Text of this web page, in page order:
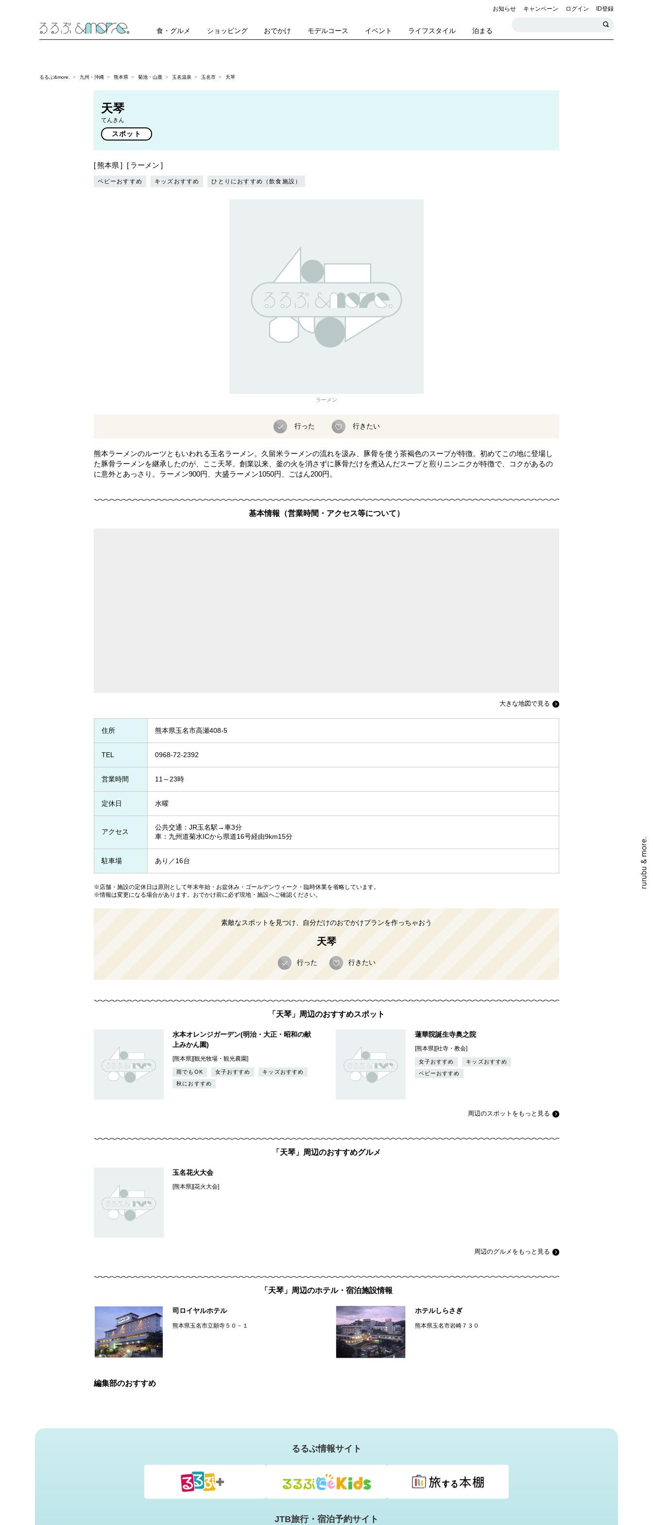
お知らせ キャンペーン ログイン ID登録
食・グルメ ショッピング おでかけ モデルコース イベント ライフスタイル 泊まる
るるぶ&more. 九州・沖縄 熊本県 菊池・山鹿 玉名温泉 玉名市 天琴
天琴
てんきん
スポット
熊本県 ラーメン
ベビーおすすめ キッズおすすめ ひとりにおすすめ（飲食施設）
ラーメン
行った 行きたい
熊本ラーメンのルーツともいわれる玉名ラーメン。久留米ラーメンの流れを汲み、豚骨を使う茶褐色のスープが特徴。初めてこの地に登場し
た豚骨ラーメンを継承したのが、ここ天琴。創業以来、釜の火を消さずに豚骨だけを煮込んだスープと煎りニンニクが特徴で、コクがあるの
に意外とあっさり。ラーメン900円、大盛ラーメン1050円、ごはん200円。
基本情報（営業時間・アクセス等について）
大きな地図で見る
住所 熊本県玉名市高瀬408-5
TEL 0968-72-2392
営業時間 11～23時
定休日 水曜
アクセス
公共交通：JR玉名駅→車3分
車：九州道菊水ICから県道16号経由9km15分
駐車場 あり／16台
※店舗・施設の定休日は原則として年末年始・お盆休み・ゴールデンウィーク・臨時休業を省略しています。
※情報は変更になる場合があります。おでかけ前に必ず現地・施設へご確認ください。
素敵なスポットを見つけ、自分だけのおでかけプランを作っちゃおう
天琴
行った 行きたい
「天琴」周辺のおすすめスポット
水本オレンジガーデン(明治・大正・昭和の献
上みかん園)
[熊本県][観光牧場・観光農園]
雨でもOK 女子おすすめ
キッズおすすめ
秋におすすめ
蓮華院誕生寺奥之院
[熊本県][社寺・教会]
女子おすすめ
キッズおすすめ
ベビーおすすめ
周辺のスポットをもっと見る
「天琴」周辺のおすすめグルメ
玉名花火大会
[熊本県][花火大会]
周辺のグルメをもっと見る
「天琴」周辺のホテル・宿泊施設情報
司ロイヤルホテル
熊本県玉名市立願寺５０－１
ホテルしらさぎ
熊本県玉名市岩崎７３０
編集部のおすすめ
るるぶ情報サイト
JTB旅行・宿泊予約サイト